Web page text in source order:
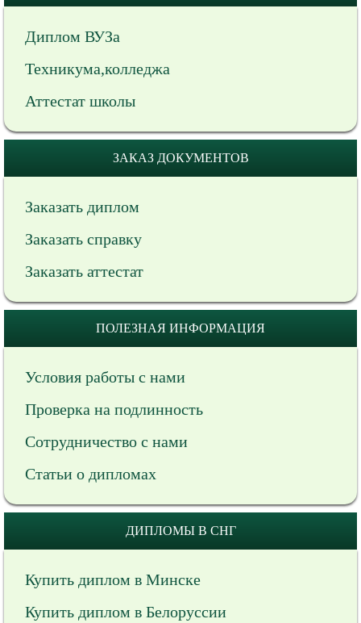
Диплом ВУЗа
Техникума,колледжа
Аттестат школы
ЗАКАЗ ДОКУМЕНТОВ
Заказать диплом
Заказать справку
Заказать аттестат
ПОЛЕЗНАЯ ИНФОРМАЦИЯ
Условия работы с нами
Проверка на подлинность
Сотрудничество с нами
Статьи о дипломах
ДИПЛОМЫ В СНГ
Купить диплом в Минске
Купить диплом в Белоруссии